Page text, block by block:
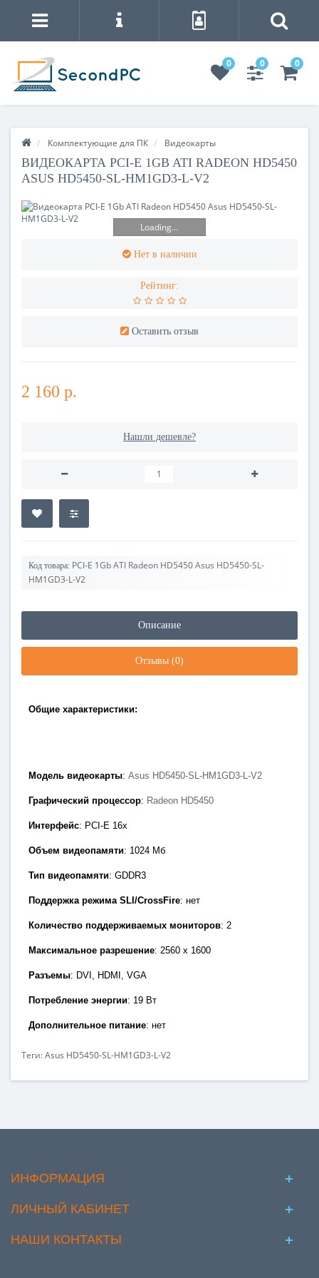
0 0 0
Комплектующие для ПК Видеокарты
ВИДЕОКАРТА PCI-E 1GB ATI RADEON HD5450
ASUS HD5450-SL-HM1GD3-L-V2
Loading...
Нет в наличии
Рейтинг:
Оставить отзыв
2 160 р.
Нашли дешевле?
Код товара: PCI-E 1Gb ATI Radeon HD5450 Asus HD5450-SL-
HM1GD3-L-V2
Описание
Отзывы (0)
Общие характеристики:
Модель видеокарты: Asus HD5450-SL-HM1GD3-L-V2
Графический процессор: Radeon HD5450
Интерфейс: PCI-E 1 6x
Объем видеопамяти: 1024 Мб
Тип видеопамяти: GDDR3
Поддержка режима SLI/CrossFire: нет
Количество поддерживаемых мониторов: 2
Максимальное разрешение: 2560 х 1600
Разъемы: DVI, HDMI VGA
Потребление энергии: 19 Вт
Дополнительное питание: нет
Теги:Asus HD5450-SL-HM1GD3-L-V2
ИНФОРМАЦИЯ
ЛИЧНЫЙ КАБИНЕТ
НАШИ КОНТАКТЫ